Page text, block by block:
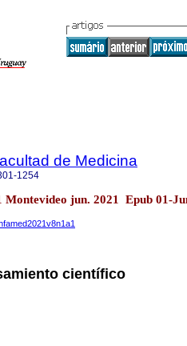
de Medicina
1254
Montevideo jun. 2021 Epub 01-
científico